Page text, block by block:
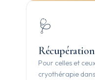
🩺
Pour celles et
cryothérapie